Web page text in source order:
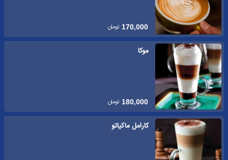
170,000 تومان
موکا
180,000 تومان
کارامل ماکیاتو